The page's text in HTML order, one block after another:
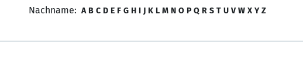
Nachname: A B C D E F G H I J K L M N O P Q R S T U V W X Y Z